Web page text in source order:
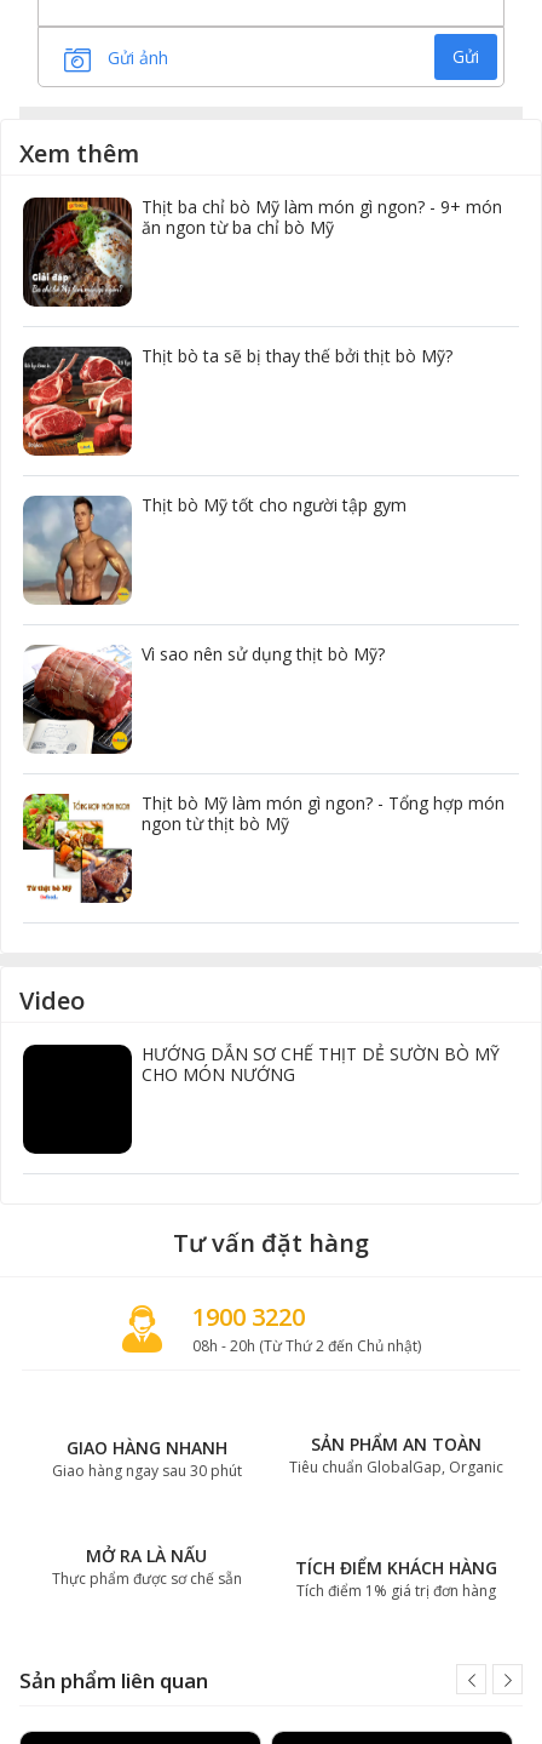
Gửi ảnh Gửi
Xem thêm
Thịt ba chỉ bò Mỹ làm món gì ngon? - 9+ món
ăn ngon từ ba chỉ bò Mỹ
Thịt bò ta sẽ bị thay thế bởi thịt bò Mỹ?
Thịt bò Mỹ tốt cho người tập gym
Vì sao nên sử dụng thịt bò Mỹ?
Thịt bò Mỹ làm món gì ngon? - Tổng hợp món
ngon từ thịt bò Mỹ
Video
HƯỚNG DẪN SƠ CHẾ THỊT DẺ SƯỜN BÒ MỸ
CHO MÓN NƯỚNG
Tư vấn đặt hàng
1900 3220
08h - 20h (Từ Thứ 2 đến Chủ nhật)
GIAO HÀNG NHANH
Giao hàng ngay sau 30 phút
SẢN PHẨM AN TOÀN
Tiêu chuẩn GlobalGap, Organic
MỞ RA LÀ NẤU
Thực phẩm được sơ chế sẵn TÍCH ĐIỂM KHÁCH HÀNG
Tích điểm 1% giá trị đơn hàng
Sản phẩm liên quan